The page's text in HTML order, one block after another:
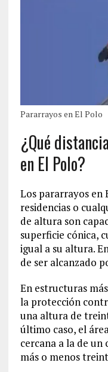
Pararrayos en El Polo
¿Qué
en El Polo?
Los pararrayos en
residencias o
de altura son
superficie cónica,
igual a su altura.
de ser alcanzado
En estructuras
la protección
una altura de
último caso, el
cercana a la de
más o menos